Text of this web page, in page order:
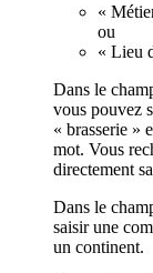
«
ou
« Lieu
Dans le
vous pouvez
« brasserie »
mot. Vous
directement
Dans le
saisir une
un continent.